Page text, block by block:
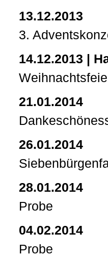
13.12.2013
3.
14.12.2013 |
21.01.2014
26.01.2014
28.01.2014
Probe
04.02.2014
Probe